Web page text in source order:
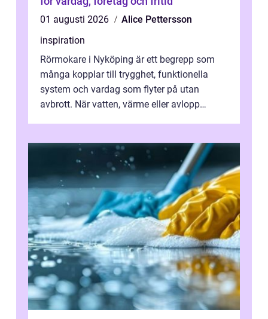
01 augusti 2026
Alice Pettersson
inspiration
Rörmokare i Nyköping är ett begrepp som
många kopplar till trygghet, funktionella
system och vardag som flyter på utan
avbrott. När vatten, värme eller avlopp